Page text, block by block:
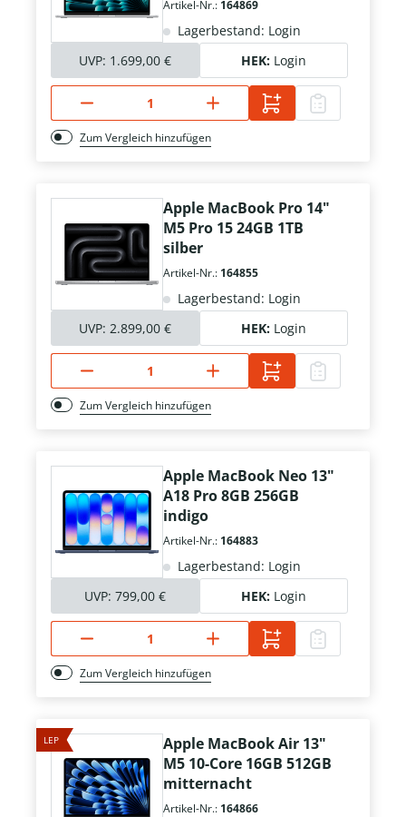
Artikel-Nr.: 164869
Lagerbestand: Login
UVP: 1.699,00 € HEK: Login
Zum Vergleich hinzufügen
Apple MacBook Pro 14"
M5 Pro 15 24GB 1TB
silber
Artikel-Nr.: 164855
Lagerbestand: Login
UVP: 2.899,00 € HEK: Login
Zum Vergleich hinzufügen
Apple MacBook Neo 13"
A18 Pro 8GB 256GB
indigo
Artikel-Nr.: 164883
Lagerbestand: Login
UVP: 799,00 € HEK: Login
Zum Vergleich hinzufügen
LEP
Apple MacBook Air 13"
M5 10-Core 16GB 512GB
mitternacht
Artikel-Nr.: 164866